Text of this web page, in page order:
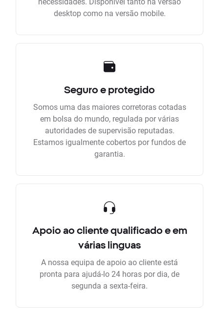
desktop como na versão mobile.
Seguro e protegido
Somos uma das maiores corretoras cotadas
em bolsa do mundo, regulada por várias
autoridades de supervisão reputadas.
Estamos igualmente cobertos por fundos de
garantia.
Apoio ao cliente qualificado e em
várias linguas
A nossa equipa de apoio ao cliente está
pronta para ajudá-lo 24 horas por dia, de
segunda a sexta-feira.